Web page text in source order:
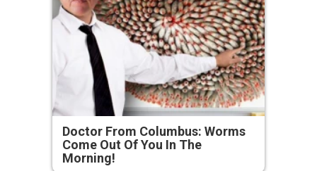
Doctor From Columbus: Worms
Come Out Of You In The
Morning!